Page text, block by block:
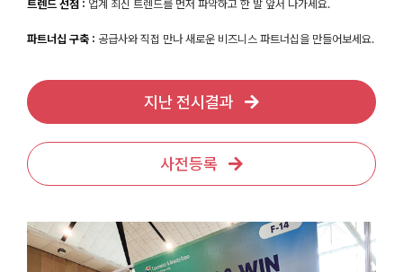
트렌드 선점 : 업계 최신 트렌드를 먼저 파악하고 한 발 앞서 나가세요.
파트너십 구축 : 공급사와 직접 만나 새로운 비즈니스 파트너십을 만들어보세요.
지난 전시결과
사전등록